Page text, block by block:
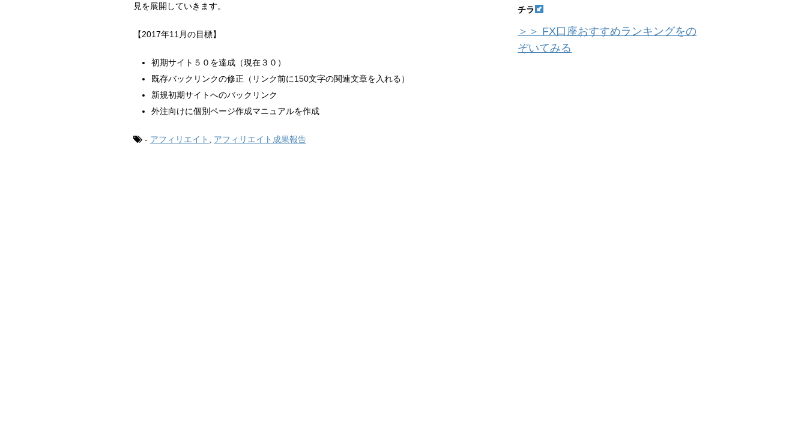
見を展開していきます。
【2017年11月の目標】
初期サイト５０を達成（現在３０）
既存バックリンクの修正（リンク前に150文字の関連文章を入れる）
新規初期サイトへのバックリンク
外注向けに個別ページ作成マニュアルを作成
- アフィリエイト アフィリエイト成果報告
チラ
＞＞ FX口座おすすめランキングをの
ぞいてみる